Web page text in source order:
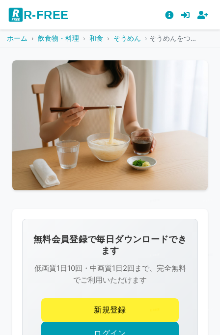
R-FREE
ホーム 飲食物・料理 和食 そうめん そうめんをつゆにつけて食べる若い女性
像
は
R-
FREE
作
権
無料会員登録で毎日ダウンロードでき
ます
低画質1日10回・中画質1日2回まで、完全無料
でご利用いただけます
新規登録